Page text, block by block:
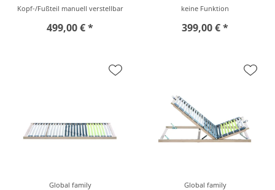
Kopf-/Fußteil manuell verstellbar
499,00 € *
keine Funktion
399,00 € *
Global family
Global family